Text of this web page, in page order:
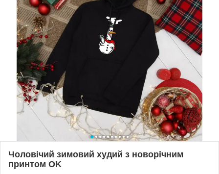
Чоловічий зимовий худий з новорічним
принтом OK